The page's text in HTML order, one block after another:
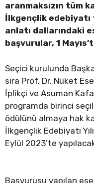
aranmaksızın tüm
İlkgençlik edebiyatı
anlatı dallarındaki
başvurular, 1
Seçici kurulunda
sıra Prof. Dr. Nüket
İplikçi ve Asuman
programda birinci
ödülünü almaya hak
İlkgençlik Edebiyatı
Eylül 2023’te
Başvurusu yapılan